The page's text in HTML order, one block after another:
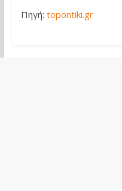
Πηγή: topontiki.gr